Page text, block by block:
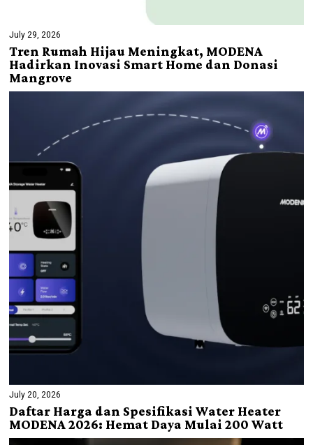
July 29, 2026
Tren Rumah Hijau Meningkat, MODENA
Hadirkan Inovasi Smart Home dan Donasi
Mangrove
July 20, 2026
Daftar Harga dan Spesifikasi Water Heater
MODENA 2026: Hemat Daya Mulai 200 Watt